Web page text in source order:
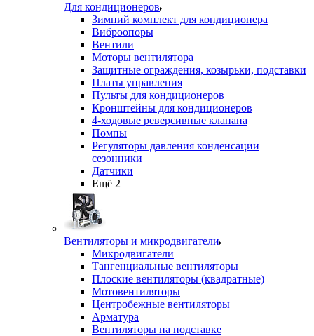
Для кондиционеров
Зимний комплект для кондиционера
Виброопоры
Вентили
Моторы вентилятора
Защитные ограждения, козырьки, подставки
Платы управления
Пульты для кондиционеров
Кронштейны для кондиционеров
4-ходовые реверсивные клапана
Помпы
Регуляторы давления конденсации
сезонники
Датчики
Ещё 2
Вентиляторы и микродвигатели
Микродвигатели
Тангенциальные вентиляторы
Плоские вентиляторы (квадратные)
Мотовентиляторы
Центробежные вентиляторы
Арматура
Вентиляторы на подставке